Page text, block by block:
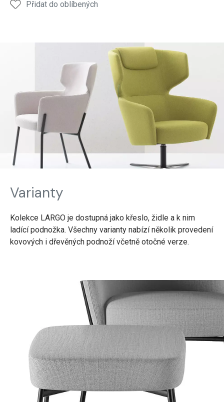
Přidat do oblíbených
Varianty
Kolekce LARGO je dostupná jako křeslo, židle a k nim
ladící podnožka. Všechny varianty nabízí několik provedení
kovových i dřevěných podnoží včetně otočné verze.